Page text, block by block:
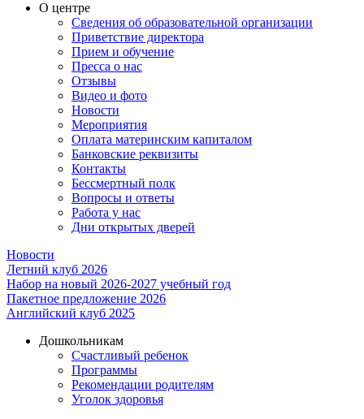
О центре
Сведения об образовательной организации
Приветствие директора
Прием и обучение
Пресса о нас
Отзывы
Видео и фото
Новости
Мероприятия
Оплата материнским капиталом
Банковские реквизиты
Контакты
Бессмертный полк
Вопросы и ответы
Работа у нас
Дни открытых дверей
Новости
Летний клуб 2026
Набор на новый 2026-2027 учебный год
Пакетное предложение 2026
Английский клуб 2025
Дошкольникам
Счастливый ребенок
Программы
Рекомендации родителям
Уголок здоровья